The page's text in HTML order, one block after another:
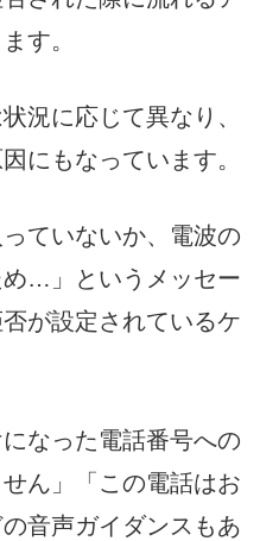
す。
況に応じて異なり、
にもなっています。
ていないか、電波の
…」というメッセー
が設定されているケ
なった電話番号への
ん」「この電話はお
音声ガイダンスもあ